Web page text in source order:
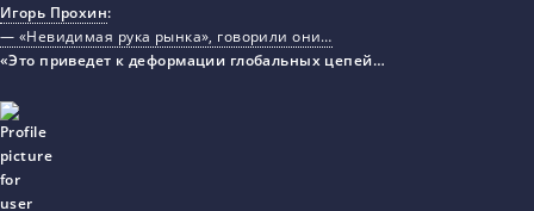
Игорь Прохин:
— «Невидимая рука рынка», говорили они…
«Это приведет к деформации глобальных цепей…